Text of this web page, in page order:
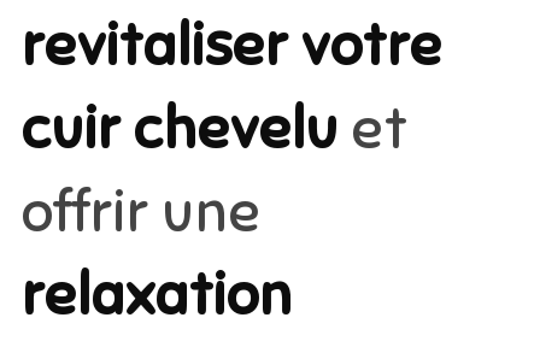
revitaliser votre
cuir chevelu et
offrir une
relaxation